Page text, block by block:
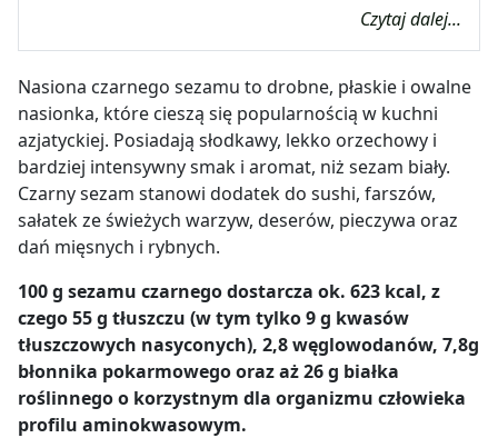
Czytaj dalej...
Nasiona czarnego sezamu to drobne, płaskie i owalne
nasionka, które cieszą się popularnością w kuchni
azjatyckiej. Posiadają słodkawy, lekko orzechowy i
bardziej intensywny smak i aromat, niż sezam biały.
Czarny sezam stanowi dodatek do sushi, farszów,
sałatek ze świeżych warzyw, deserów, pieczywa oraz
dań mięsnych i rybnych.
100 g sezamu czarnego dostarcza ok. 623 kcal, z
czego 55 g tłuszczu (w tym tylko 9 g kwasów
tłuszczowych nasyconych), 2,8 węglowodanów, 7,8g
błonnika pokarmowego oraz aż 26 g białka
roślinnego o korzystnym dla organizmu człowieka
profilu aminokwasowym.